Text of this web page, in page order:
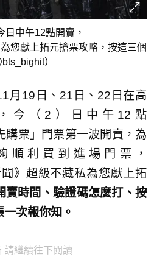
中午12點開賣，
您獻上拓元搶票攻略，按這三個
）
月19日、21日、22日在高
今（2）日中午12點
購票」門票第一波開賣，為
順利買到進場門票，
聞》超級不藏私為您獻上拓
賣時間、驗證碼怎麼打、按
一次報你知。
請繼續往下閱讀